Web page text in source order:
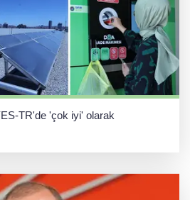
TR'de 'çok iyi' olarak